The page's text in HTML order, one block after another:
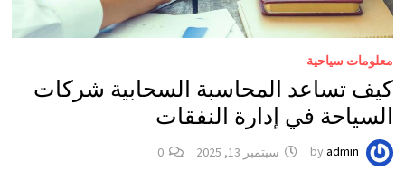
معلومات سياحية
كيف تساعد المحاسبة السحابية شركات
السياحة في إدارة النفقات
byadmin سبتمبر 13, 2025 0